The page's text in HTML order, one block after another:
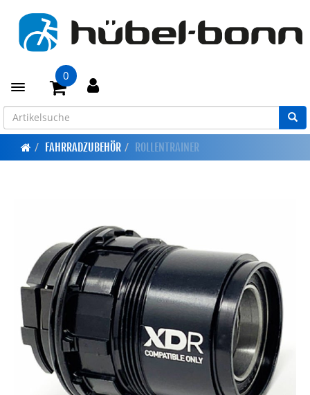
Toggle navigation
0
FAHRRADZUBEHÖR ROLLENTRAINER